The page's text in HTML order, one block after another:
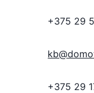
+375 29
+375 29